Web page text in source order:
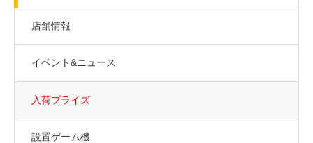
店舗情報
イベント&ニュース
入荷プライズ
設置ゲーム機